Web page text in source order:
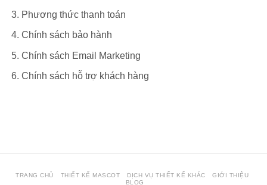
Phương thức thanh toán
Chính sách bảo hành
Chính sách Email Marketing
Chính sách hỗ trợ khách hàng
TRANG CHỦ THIẾT KẾ MASCOT DỊCH VỤ THIẾT KẾ KHÁC
GIỚI THIỆU
BLOG